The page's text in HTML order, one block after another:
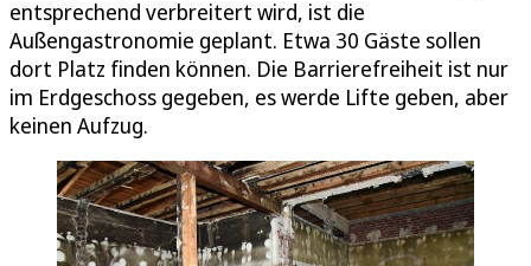
entsprechend verbreitert wird, ist die
Außengastronomie geplant. Etwa 30 Gäste sollen
dort Platz finden können. Die Barrierefreiheit ist nur
im Erdgeschoss gegeben, es werde Lifte geben, aber
keinen Aufzug.